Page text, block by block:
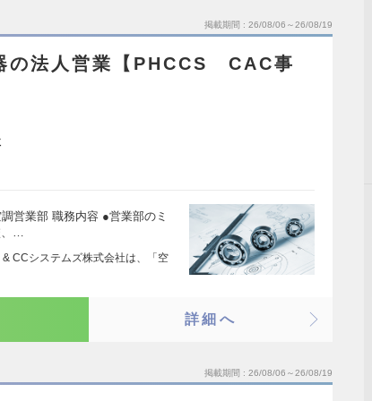
掲載期間 26/08/06～26/08/19
の法人営業【PHCCS CAC事
業部 職務内容 ●営業部のミ
、…
& CCシステムズ株式会社は、「空
詳細へ
掲載期間 26/08/06～26/08/19